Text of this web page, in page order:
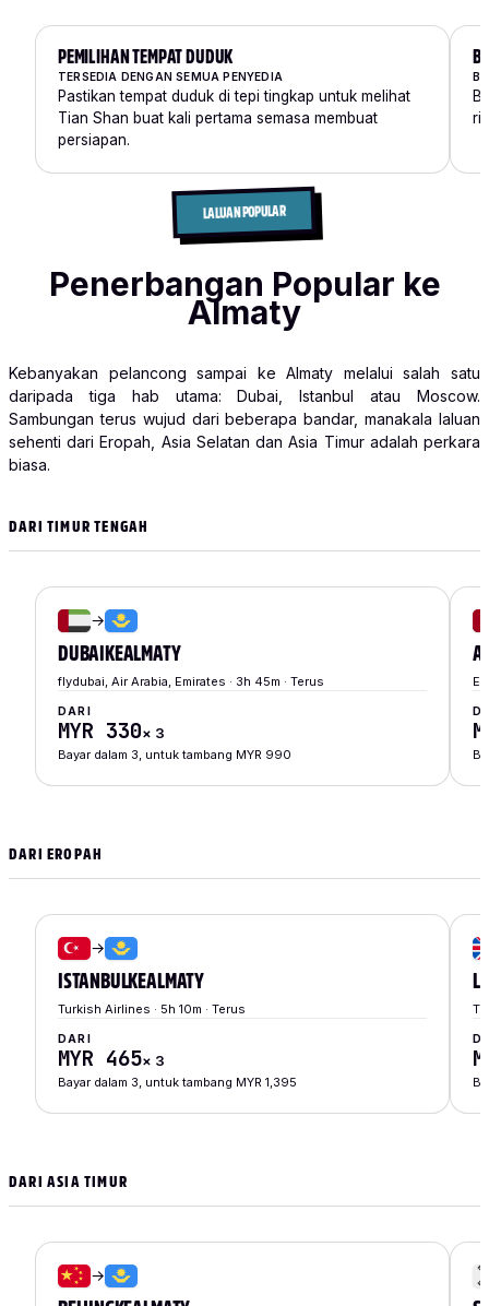
PEMILIHAN TEMPAT DUDUK
TERSEDIA DENGAN SEMUA PENYEDIA
Pastikan tempat duduk di tepi tingkap untuk melihat
Tian Shan buat kali pertama semasa membuat
persiapan.
LALUAN POPULAR
Penerbangan Popular ke
Almaty
Kebanyakan pelancong sampai ke Almaty melalui salah satu
daripada tiga hab utama: Dubai, Istanbul atau Moscow.
Sambungan terus wujud dari beberapa bandar, manakala laluan
sehenti dari Eropah, Asia Selatan dan Asia Timur adalah perkara
biasa.
DARI TIMUR TENGAH
→
DUBAI KEALMATY
flydubai, Air Arabia, Emirates · 3h 45m · Terus
DARI
MYR 330× 3
Bayar dalam 3, untuk tambang MYR 990
DARI EROPAH
→
ISTANBULKEALMATY
Turkish Airlines · 5h 10m · Terus
DARI
MYR 465× 3
Bayar dalam 3, untuk tambang MYR 1,395
DARI ASIA TIMUR
→